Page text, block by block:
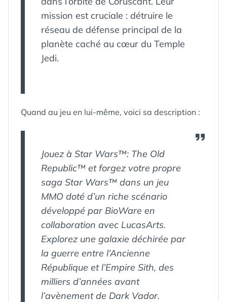
mission est cruciale : détruire le
réseau de défense principal de la
planète caché au cœur du Temple
Jedi.
Quand au jeu en lui-même, voici sa description :
Jouez à Star Wars™: The Old
Republic™ et forgez votre propre
saga Star Wars™ dans un jeu
MMO doté d’un riche scénario
développé par BioWare en
collaboration avec LucasArts.
Explorez une galaxie déchirée par
la guerre entre l’Ancienne
République et l’Empire Sith, des
milliers d’années avant
l’avènement de Dark Vador.